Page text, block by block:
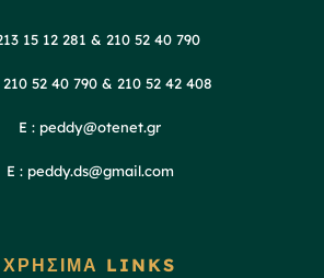
15 12 281 & 210 52 40 790
210 52 40 790 & 210 52 42 408
E : peddy@otenet.gr
E : peddy.ds@gmail.com
ΧΡΗΣΙΜΑ LINKS